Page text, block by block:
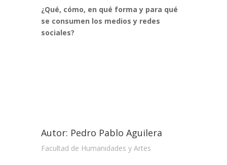
¿Qué, cómo, en qué forma y para qué
se consumen los medios y redes
sociales?
Autor: Pedro Pablo Aguilera
Facultad de Humanidades y Artes